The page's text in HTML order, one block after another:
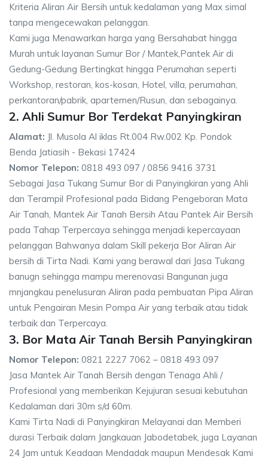
Kriteria Aliran Air Bersih untuk kedalaman yang Max simal
tanpa mengecewakan pelanggan.
Kami juga Menawarkan harga yang Bersahabat hingga
Murah untuk layanan Sumur Bor / Mantek,Pantek Air di
Gedung-Gedung Bertingkat hingga Perumahan seperti
Workshop, restoran, kos-kosan, Hotel, villa, perumahan,
perkantoran/pabrik, apartemen/Rusun, dan sebagainya.
2. Ahli Sumur Bor Terdekat Panyingkiran
Alamat: Jl. Musola Al iklas Rt.004 Rw.002 Kp. Pondok
Benda Jatiasih - Bekasi 17424
Nomor Telepon: 0818 493 097 / 0856 9416 3731
Sebagai Jasa Tukang Sumur Bor di Panyingkiran yang Ahli
dan Terampil Profesional pada Bidang Pengeboran Mata
Air Tanah, Mantek Air Tanah Bersih Atau Pantek Air Bersih
pada Tahap Terpercaya sehingga menjadi kepercayaan
pelanggan Bahwanya dalam Skill pekerja Bor Aliran Air
bersih di Tirta Nadi. Kami yang berawal dari Jasa Tukang
banugn sehingga mampu merenovasi Bangunan juga
mnjangkau penelusuran Aliran pada pembuatan Pipa Aliran
untuk Pengairan Mesin Pompa Air yang terbaik atau tidak
terbaik dan Terpercaya.
3. Bor Mata Air Tanah Bersih Panyingkiran
Nomor Telepon: 0821 2227 7062 – 0818 493 097
Jasa Mantek Air Tanah Bersih dengan Tenaga Ahli /
Profesional yang memberikan Kejujuran sesuai kebutuhan
Kedalaman dari 30m s/d 60m.
Kami Tirta Nadi di Panyingkiran Melayanai dan Memberi
durasi Terbaik dalam Jangkauan Jabodetabek, juga Layanan
24 Jam untuk Keadaan Mendadak maupun Mendesak Kami